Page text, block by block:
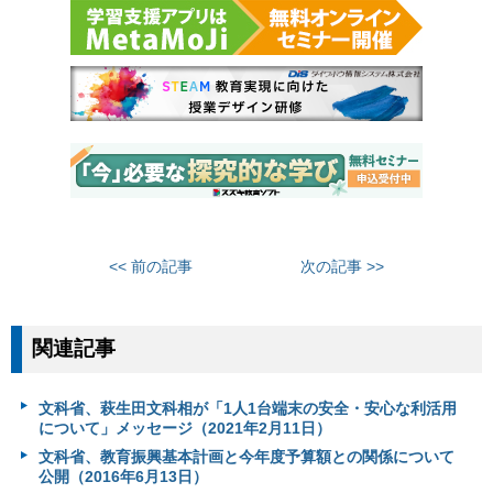
<< 前の記事 次の記事 >>
関連記事
文科省、萩生田文科相が「1人1台端末の安全・安心な利活用
について」メッセージ（2021年2月11日）
文科省、教育振興基本計画と今年度予算額との関係について
公開（2016年6月13日）